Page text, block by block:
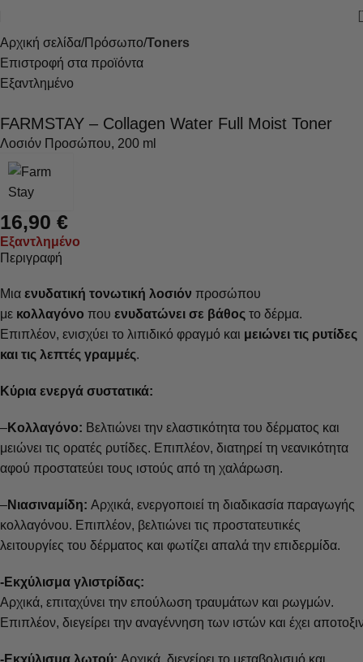
Αρχική σελίδα Πρόσωπο Toners
Επιστροφή στα προϊόντα
Εξαντλημένο
FARMSTAY – Collagen Water Full Moist Toner
Λοσιόν Προσώπου, 200 ml
16,90 €
Εξαντλημένο
Περιγραφή
Μια ενυδατική τονωτική λοσιόν προσώπου
με κολλαγόνο που ενυδατώνει σε βάθος το δέρμα.
Επιπλέον, ενισχύει το λιπιδικό φραγμό και μειώνει τις ρυτίδες
και τις λεπτές γραμμές.
Κύρια ενεργά συστατικά:
–Κολλαγόνο: Βελτιώνει την ελαστικότητα του δέρματος και
μειώνει τις ορατές ρυτίδες. Επιπλέον, διατηρεί τη νεανικότητα
αφού προστατεύει τους ιστούς από τη χαλάρωση.
–Νιασιναμίδη: Αρχικά, ενεργοποιεί τη διαδικασία παραγωγής
κολλαγόνου. Επιπλέον, βελτιώνει τις προστατευτικές
λειτουργίες του δέρματος και φωτίζει απαλά την επιδερμίδα.
-Εκχύλισμα γλιστρίδας:
Αρχικά, επιταχύνει την επούλωση τραυμάτων και ρωγμών.
Επιπλέον, διεγείρει την αναγέννηση των ιστών και έχει
-Εκχύλισμα λωτού: Αρχικά, διεγείρει το μεταβολισμό και